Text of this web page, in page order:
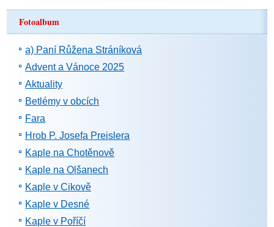
Fotoalbum
a) Paní Růžena Stráníková
Advent a Vánoce 2025
Aktuality
Betlémy v obcích
Fara
Hrob P. Josefa Preislera
Kaple na Chotěnově
Kaple na Olšanech
Kaple v Cikově
Kaple v Desné
Kaple v Poříčí